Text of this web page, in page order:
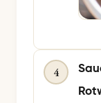
4